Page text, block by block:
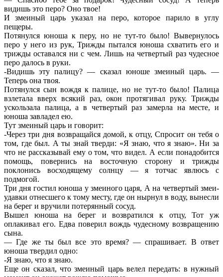
видишь это перо? Оно твое!
И змеиный царь указал на перо, которое парило в углу
пещеры.
Потянулся юноша к перу, но не тут-то было! Вывернулось
перо у него из рук, Трижды пытался юноша схватить его и
трижды оставался ни с чем. Лишь на четвертый раз чудесное
перо далось в руки.
-Видишь эту палицу? — сказал юноше змеиный царь. —
Теперь она твоя.
Потянулся сын вождя к палице, но не тут-то было! Палица
взлетала вверх всякий раз, окон протягивал руку. Трижды
ускользала палица, а в четвертый раз замерла на месте, и
юноша завладел ею.
Тут змеиный царь и говорит:
-Через три дня возвращайся домой, к отцу, Спросит он тебя о
том, где был. А ты знай тверди: «Я знаю, что я знаю». Ни за
что не рассказывай ему о том, что видел. А если понадобится
помощь, повернись на восточную сторону и трижды
поклонись восходящему солнцу — я тотчас явлюсь с
подмогой.
Три дня гостил юноша у змеиного царя, А на четвертый змеи-
удавки отнесшего к тому месту, где он нырнул в воду, вынесли
на берег и вручили потерянный сосуд.
Вышел юноша на берег и возвратился к отцу, Тот уж
оплакивал его. Едва поверил вождь чудесному возвращению
сына.
— Где же ты был все это время? — спрашивает. В ответ
юноша твердил одно:
-Я знаю, что я знаю.
Еще он сказал, что змеиный царь велел передать: в нужный